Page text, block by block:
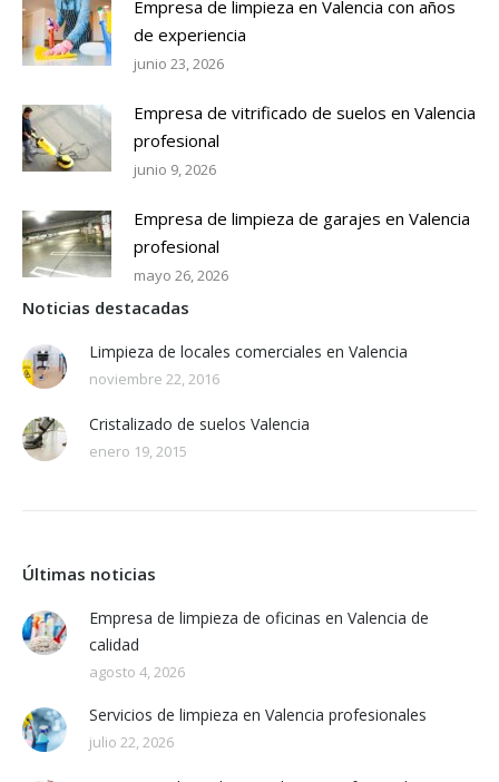
Empresa de limpieza en Valencia con años
de experiencia
junio 23, 2026
Empresa de vitrificado de suelos en Valencia
profesional
junio 9, 2026
Empresa de limpieza de garajes en Valencia
profesional
mayo 26, 2026
Noticias destacadas
Limpieza de locales comerciales en Valencia
noviembre 22, 2016
Cristalizado de suelos Valencia
enero 19, 2015
Últimas noticias
Empresa de limpieza de oficinas en Valencia de
calidad
agosto 4, 2026
Servicios de limpieza en Valencia profesionales
julio 22, 2026